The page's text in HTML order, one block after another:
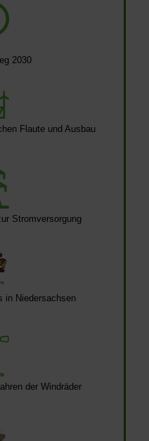
2030
Flaute und Ausbau
Stromversorgung
in Niedersachsen
der Windräder